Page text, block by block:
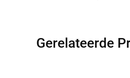
Gerelateerde